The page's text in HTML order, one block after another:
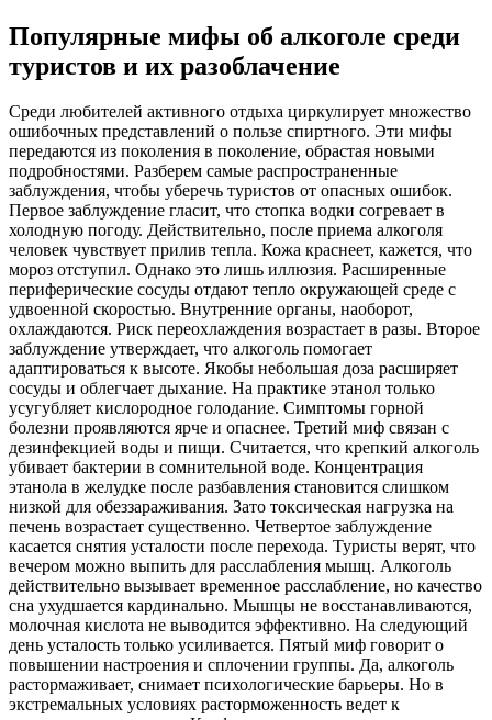
Популярные мифы об алкоголе среди
туристов и их разоблачение
Среди любителей активного отдыха циркулирует множество
ошибочных представлений о пользе спиртного. Эти мифы
передаются из поколения в поколение, обрастая новыми
подробностями. Разберем самые распространенные
заблуждения, чтобы уберечь туристов от опасных ошибок.
Первое заблуждение гласит, что стопка водки согревает в
холодную погоду. Действительно, после приема алкоголя
человек чувствует прилив тепла. Кожа краснеет, кажется, что
мороз отступил. Однако это лишь иллюзия. Расширенные
периферические сосуды отдают тепло окружающей среде с
удвоенной скоростью. Внутренние органы, наоборот,
охлаждаются. Риск переохлаждения возрастает в разы. Второе
заблуждение утверждает, что алкоголь помогает
адаптироваться к высоте. Якобы небольшая доза расширяет
сосуды и облегчает дыхание. На практике этанол только
усугубляет кислородное голодание. Симптомы горной
болезни проявляются ярче и опаснее. Третий миф связан с
дезинфекцией воды и пищи. Считается, что крепкий алкоголь
убивает бактерии в сомнительной воде. Концентрация
этанола в желудке после разбавления становится слишком
низкой для обеззараживания. Зато токсическая нагрузка на
печень возрастает существенно. Четвертое заблуждение
касается снятия усталости после перехода. Туристы верят, что
вечером можно выпить для расслабления мышц. Алкоголь
действительно вызывает временное расслабление, но качество
сна ухудшается кардинально. Мышцы не восстанавливаются,
молочная кислота не выводится эффективно. На следующий
день усталость только усиливается. Пятый миф говорит о
повышении настроения и сплочении группы. Да, алкоголь
растормаживает, снимает психологические барьеры. Но в
экстремальных условиях расторможенность ведет к